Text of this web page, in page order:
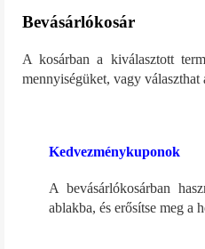
Bevásárlókosár
A kosárban a kiválasztott
mennyiségüket, vagy
Kedvezménykuponok
A bevásárlókosárban
ablakba, és erősítse meg a